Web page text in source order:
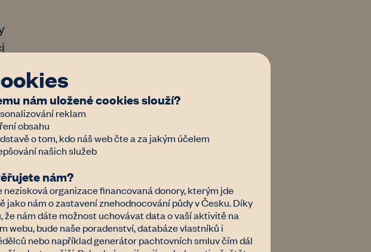
nám uložené cookies slouží?
reklam
obsahu
o tom, kdo náš web čte a za jakým účelem
našich služeb
nám?
nezisková organizace financovaná donory, kterým jde
jako nám o zastavení znehodnocování půdy v Česku. Díky
že nám dáte možnost uchovávat data o vaší aktivitě na
webu, bude naše poradenství, databáze vlastníků i
nebo například generátor pachtovních smluv čím dál